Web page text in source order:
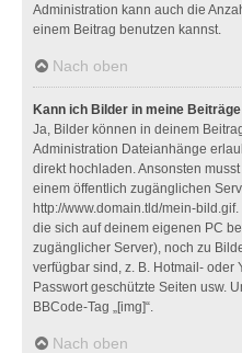
Administration kann auch die
einem Beitrag benutzen kannst.
Nach oben
Kann ich Bilder in meine
Ja, Bilder können in deinem
Administration Dateianhänge
direkt hochladen. Ansonsten
einem öffentlich zugänglichen
http://www.domain.tld/mein-
die sich auf deinem eigenen PC
zugänglicher Server), noch zu
verfügbar sind, z. B. Hotmail- oder
Passwort geschützte Seiten usw.
BBCode-Tag „[img]“.
Nach oben